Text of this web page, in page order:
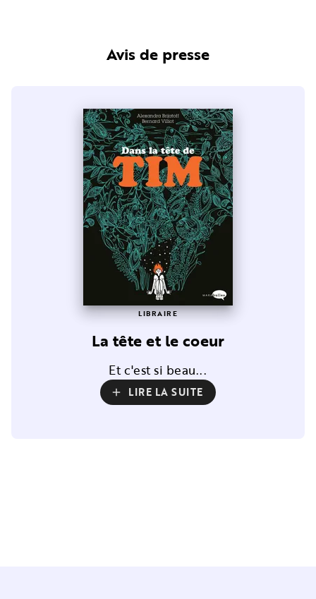
Avis de presse
LIBRAIRE
La tête et le coeur
Et c'est si beau...
add LIRE LA SUITE